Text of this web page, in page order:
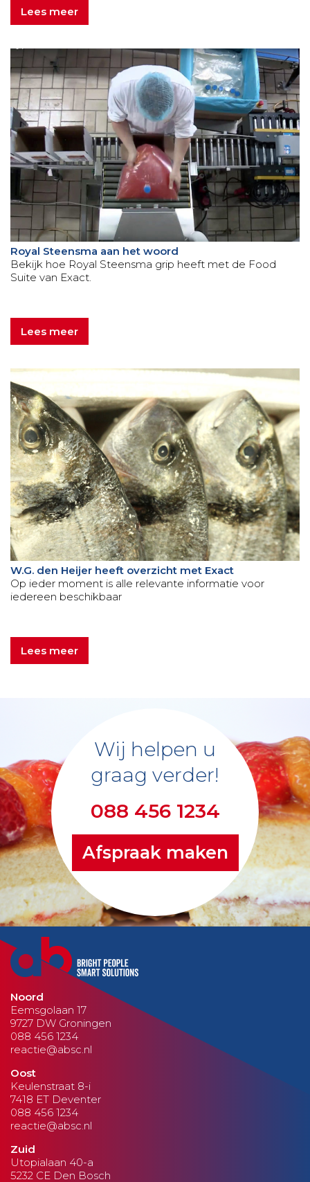
Lees meer
Royal Steensma aan het woord
Bekijk hoe Royal Steensma grip heeft met de Food
Suite van Exact.
Lees meer
W.G. den Heijer heeft overzicht met Exact
Op ieder moment is alle relevante informatie voor
iedereen beschikbaar
Lees meer
Wij helpen u
graag verder!
088 456 1234
Afspraak maken
Noord
Eemsgolaan 17
9727 DW Groningen
088 456 1234
reactie@absc.nl
Oost
Keulenstraat 8-i
7418 ET Deventer
088 456 1234
reactie@absc.nl
Zuid
Utopialaan 40-a
5232 CE Den Bosch